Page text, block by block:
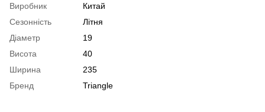
Виробник
Китай
Сезонність
Літня
Діаметр
19
Висота
40
Ширина
235
Бренд
Triangle